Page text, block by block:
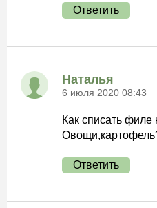
Ответить
Наталья
6 июля 2020 08:43
Как списать филе
Ответить